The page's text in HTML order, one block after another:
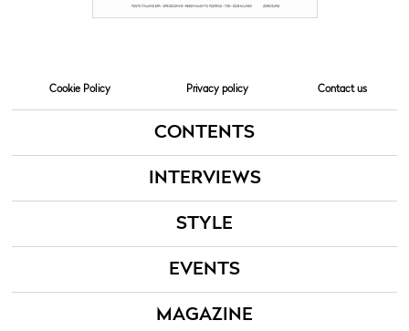
Cookie Policy Privacy policy Contact us
CONTENTS
INTERVIEWS
STYLE
EVENTS
MAGAZINE